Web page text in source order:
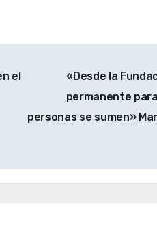
el
«Desde la
permanente
personas se sumen»